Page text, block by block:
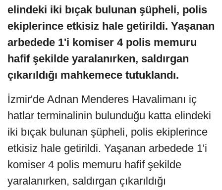
elindeki iki bıçak bulunan şüpheli, polis
ekiplerince etkisiz hale getirildi. Yaşanan
arbedede 1'i komiser 4 polis memuru
hafif şekilde yaralanırken, saldırgan
çıkarıldığı mahkemece tutuklandı.
İzmir'de Adnan Menderes Havalimanı iç
hatlar terminalinin bulunduğu katta elindeki
iki bıçak bulunan şüpheli, polis ekiplerince
etkisiz hale getirildi. Yaşanan arbedede 1'i
komiser 4 polis memuru hafif şekilde
yaralanırken, saldırgan çıkarıldığı